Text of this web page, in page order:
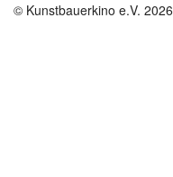
© Kunstbauerkino e.V. 2026